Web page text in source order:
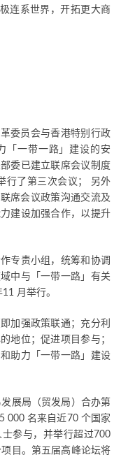
连系世界，开拓更大商
委员会与香港特别行政
「一带一路」建设的安
委已建立联席会议制度
行了第三次会议； 另外
席会议政策沟通交流及
建设加强合作，以提升
专责小组，统筹和协调
中与「一带一路」有关
月举行。
加强政策联通；充分利
地位；促进项目参与；
助力「一带一路」建设
展局（贸发局）合办第
000 名来自近70 个国家
参与，并举行超过700
目。第五届高峰论坛将